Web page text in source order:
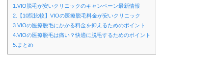
1.VIO脱毛が安いクリニックのキャンペーン最新情報
2.【10院比較】VIOの医療脱毛料金が安いクリニック
3.VIOの医療脱毛にかかる料金を抑えるためのポイント
4.VIOの医療脱毛は痛い？快適に脱毛するためのポイント
5.まとめ